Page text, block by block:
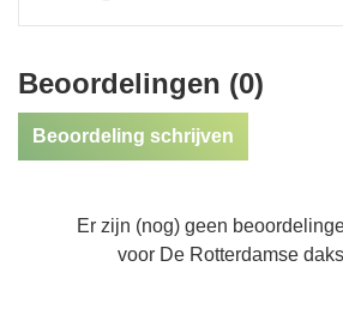
Beoordelingen (0)
Beoordeling schrijven
Er zijn (nog) geen
voor De Rotterdamse